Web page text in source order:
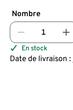
Nombre
En stock
Date de livraison :